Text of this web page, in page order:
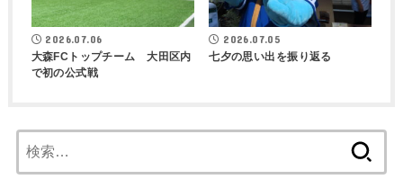
2026.07.06
大森FCトップチーム 大田区内
で初の公式戦
2026.07.05
七夕の思い出を振り返る
索: